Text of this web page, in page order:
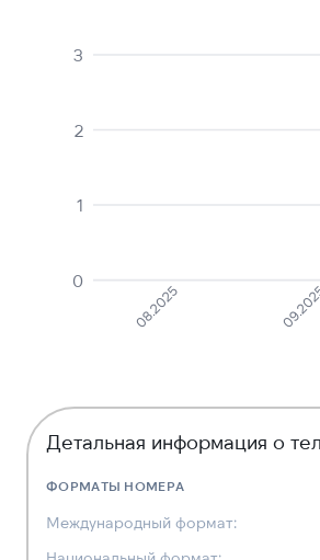
0
1
2
3
08.2025
Детальная информация о
ФОРМАТЫ НОМЕРА
Международный формат: